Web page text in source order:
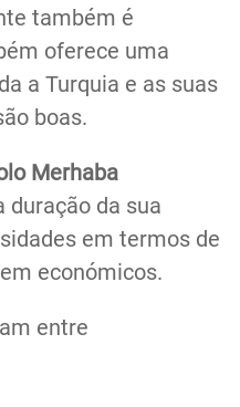
também é
oferece uma
a Turquia e as suas
boas.
Merhaba
duração da sua
em termos de
económicos.
entre